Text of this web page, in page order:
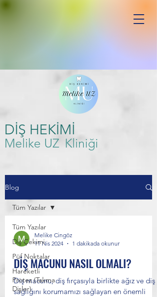
DİŞ HEKİMİ
Melike UZ Kliniği
Blog
Tüm Yazılar
Diş Çekimi
Püf Noktalar
Hareketli
Protez (Takma
Dişler)
Tüm Yazılar
Melike Cingöz
11 Nis 2024
1 dakikada okunur
DİŞ MACUNU NASIL OLMALI?
Diş macunu, diş fırçasıyla birlikte ağız ve diş
sağlığını korumamızı sağlayan en önemli